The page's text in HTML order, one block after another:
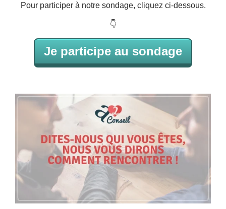
Pour participer à notre sondage, cliquez ci-dessous.
👇
Je participe au sondage